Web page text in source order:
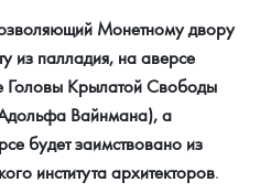
глубин"
Монетному двору
из палладия, на аверсе
Головы Крылатой Свободы
Вайнмана), а
будет заимствовано из
института архитекторов.